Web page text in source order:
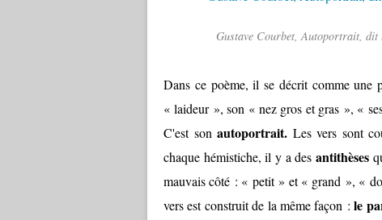
Gustave Courbet, Autoportrait, dit
Dans ce poème, il se décrit comme une
« laideur », son « nez gros et gras », «
C'est sonautoportrait. Les vers sont
chaque hémistiche, il y a des antithèses
mauvais côté : « petit » et « grand », «
vers est construit de la même façon :le